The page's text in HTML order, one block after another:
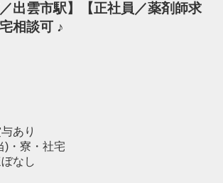
出雲市駅】【正社員／薬剤師求
相談可 ♪
あり
)・寮・社宅
なし